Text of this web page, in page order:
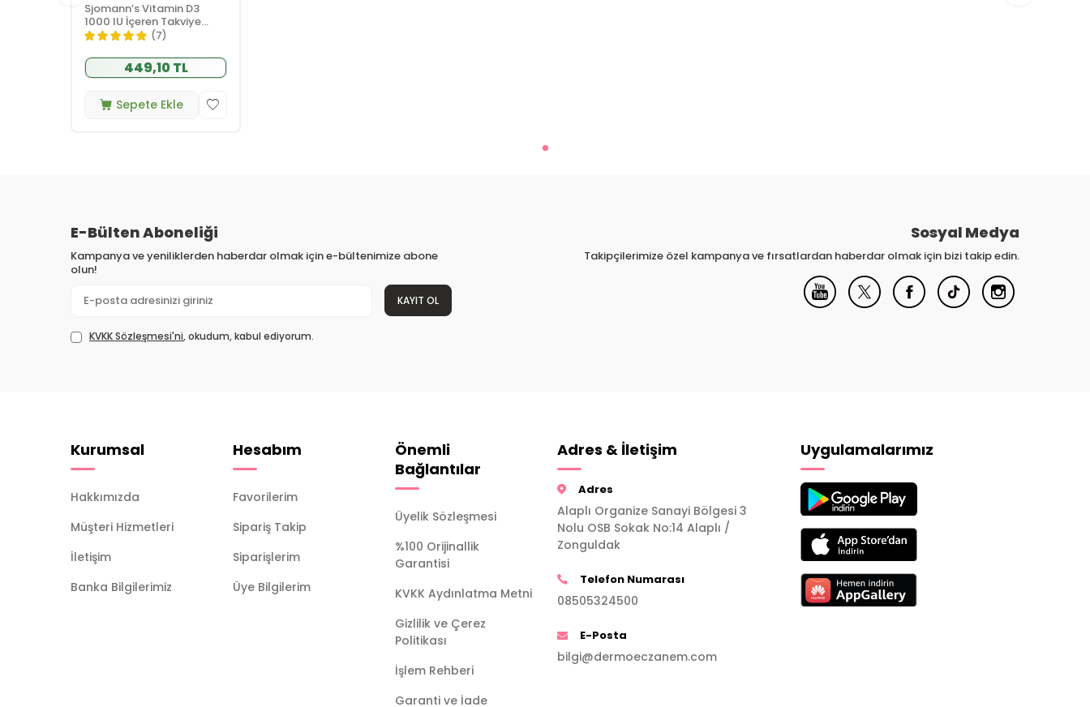
Sjomann’s Vitamin D3
1000 IU İçeren Takviye
Edici Gıda 30 Adet
(7)
449,10 TL
Sepete Ekle
E-Bülten Aboneliği
Kampanya ve yeniliklerden haberdar olmak için e-bültenimize abone
olun!
KAYIT OL
KVKK Sözleşmesi'ni, okudum, kabul ediyorum.
Sosyal Medya
Takipçilerimize özel kampanya ve fırsatlardan haberdar olmak için bizi takip edin.
Kurumsal
Hakkımızda
Müşteri Hizmetleri
İletişim
Banka Bilgilerimiz
Hesabım
Favorilerim
Sipariş Takip
Siparişlerim
Üye Bilgilerim
Önemli
Bağlantılar
Üyelik Sözleşmesi
%100 Orijinallik
Garantisi
KVKK Aydınlatma Metni
Gizlilik ve Çerez
Politikası
İşlem Rehberi
Garanti ve İade
Adres & İletişim
Adres
Alaplı Organize Sanayi Bölgesi 3
Nolu OSB Sokak No:14 Alaplı /
Zonguldak
Telefon Numarası
08505324500
E-Posta
bilgi@dermoeczanem.com
Uygulamalarımız